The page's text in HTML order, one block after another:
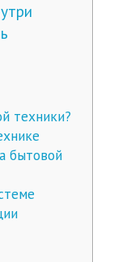
техники?
бытовой